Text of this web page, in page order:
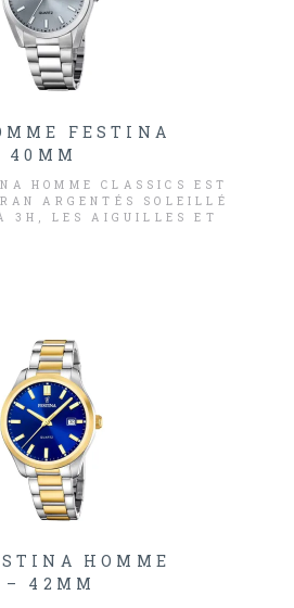
FESTINA
40MM
HOMME CLASSICS EST
ARGENTÉS SOLEILLÉ
3H, LES AIGUILLES ET
HOMME
– 42MM